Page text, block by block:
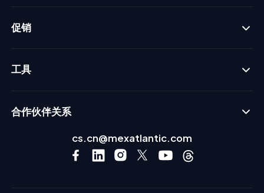
促销
工具
合作伙伴关系
cs.cn@mexatlantic.com